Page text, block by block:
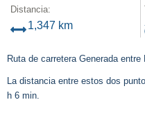
Distancia:
1,347 km
Ruta de carretera Generada
La distancia entre estos dos
h 6 min.